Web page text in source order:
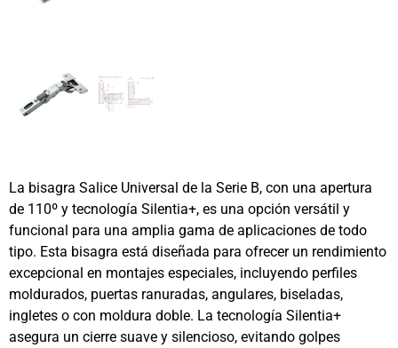
La bisagra Salice Universal de la Serie B, con una apertura
de 110º y tecnología Silentia+, es una opción versátil y
funcional para una amplia gama de aplicaciones de todo
tipo. Esta bisagra está diseñada para ofrecer un rendimiento
excepcional en montajes especiales, incluyendo perfiles
moldurados, puertas ranuradas, angulares, biseladas,
ingletes o con moldura doble. La tecnología Silentia+
asegura un cierre suave y silencioso, evitando golpes